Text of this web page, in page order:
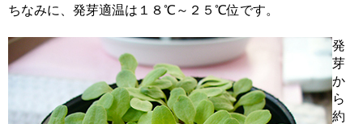
ちなみに、発芽適温は１８℃～２５℃位です。
発
芽
か
ら
約